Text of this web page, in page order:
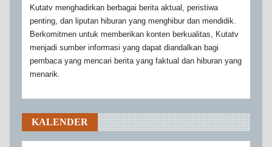
Kutatv menghadirkan berbagai berita aktual, peristiwa
penting, dan liputan hiburan yang menghibur dan mendidik.
Berkomitmen untuk memberikan konten berkualitas, Kutatv
menjadi sumber informasi yang dapat diandalkan bagi
pembaca yang mencari berita yang faktual dan hiburan yang
menarik.
KALENDER